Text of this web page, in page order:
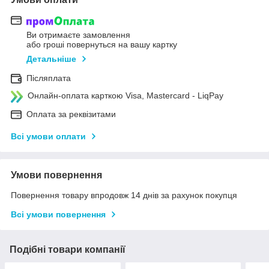
Ви отримаєте замовлення
або гроші повернуться на вашу картку
Детальніше
Післяплата
Онлайн-оплата карткою Visa, Mastercard - LiqPay
Оплата за реквізитами
Всі умови оплати
Умови повернення
Повернення товару впродовж 14 днів за рахунок покупця
Всі умови повернення
Подібні товари компанії